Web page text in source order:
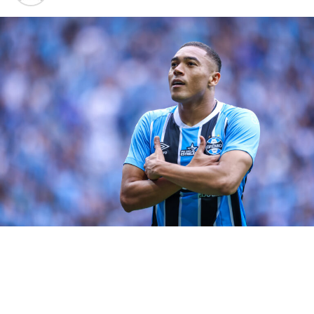
Foto: Lucas Uebel/Grêmio
RELATED TOPICS: DESTAQUE FELIPÃO
GRÊMIO
GRÊMIO - FELIPÃO
GRÊMIO BRASILIEIRÃO
GRÊMIO HOJE
GRÊMIO X SANTOS
IMORTAL
JOGADORES - FELIPÃO
SCOLARI
TRICOLOR GAÚCHO
ÚLTIMAS NOTÍCIAS DO GRÊMIO
Marlon pode ser utilizado em nova função no Grêmio
DON'T MISS
Jemerson é destaque em site especializado em
estatísticas